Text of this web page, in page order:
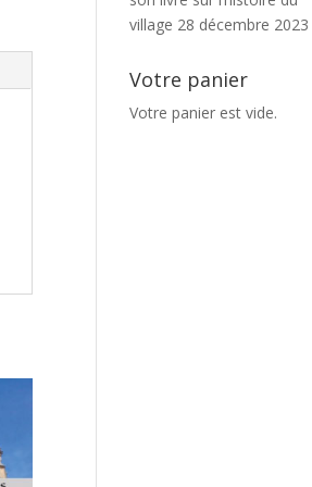
village 28 décembre 2023
Votre panier
Votre panier est vide.